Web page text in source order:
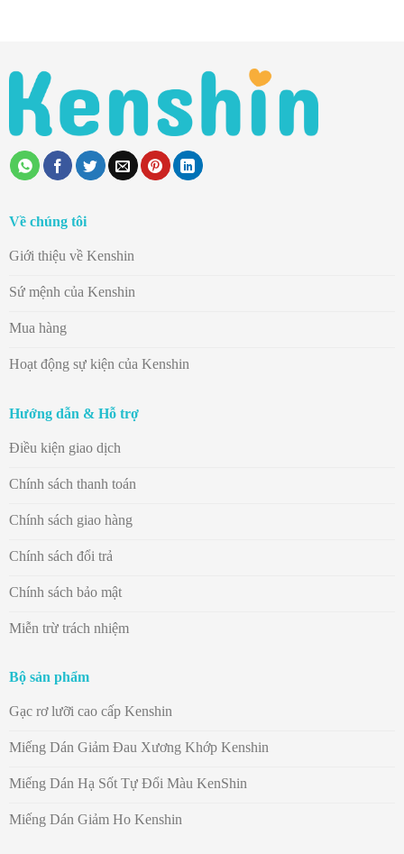
Về chúng tôi
Giới thiệu về Kenshin
Sứ mệnh của Kenshin
Mua hàng
Hoạt động sự kiện của Kenshin
Hướng dẫn & Hỗ trợ
Điều kiện giao dịch
Chính sách thanh toán
Chính sách giao hàng
Chính sách đổi trả
Chính sách bảo mật
Miễn trừ trách nhiệm
Bộ sản phẩm
Gạc rơ lưỡi cao cấp Kenshin
Miếng Dán Giảm Đau Xương Khớp Kenshin
Miếng Dán Hạ Sốt Tự Đổi Màu KenShin
Miếng Dán Giảm Ho Kenshin